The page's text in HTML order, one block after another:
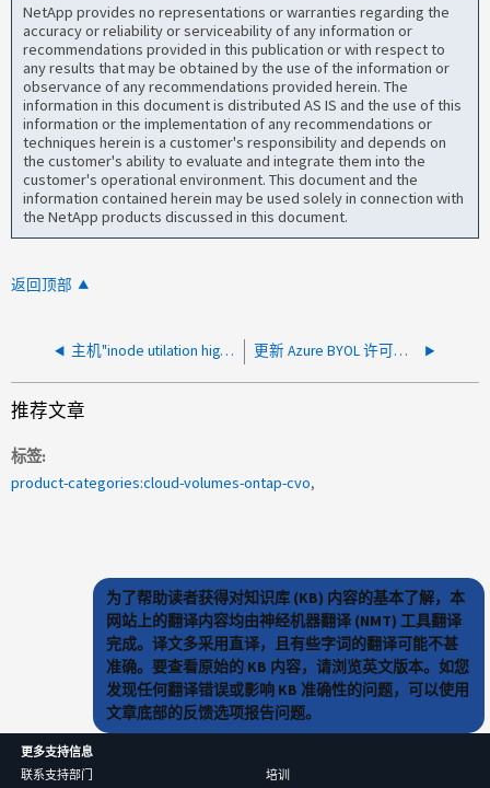
NetApp provides no representations or warranties regarding the
accuracy or reliability or serviceability of any information or
recommendations provided in this publication or with respect to
any results that may be obtained by the use of the information or
observance of any recommendations provided herein. The
information in this document is distributed AS IS and the use of this
information or the implementation of any recommendations or
techniques herein is a customer's responsibility and depends on
the customer's ability to evaluate and integrate them into the
customer's operational environment. This document and the
information contained herein may be used solely in connection with
the NetApp products discussed in this document.
返回顶部
主机"inode utilation higher than configed threshold"出错 更新 Azure BYOL 许可证时 Cloud Manager 出错
推荐文章
标签
product-categories:cloud-volumes-ontap-cvo
为了帮助读者获得对知识库 (KB) 内容的基本了解，本
网站上的翻译内容均由神经机器翻译 (NMT) 工具翻译
完成。译文多采用直译，且有些字词的翻译可能不甚
准确。要查看原始的 KB 内容，请浏览英文版本。如您
发现任何翻译错误或影响 KB 准确性的问题，可以使用
文章底部的反馈选项报告问题。
更多支持信息
联系支持部门
培训